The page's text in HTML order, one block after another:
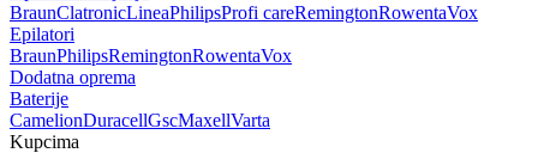
BraunClatronicLineaPhilipsProfi careRemingtonRowentaVox
Epilatori
BraunPhilipsRemingtonRowentaVox
Dodatna oprema
Baterije
CamelionDuracellGscMaxellVarta
Kupcima